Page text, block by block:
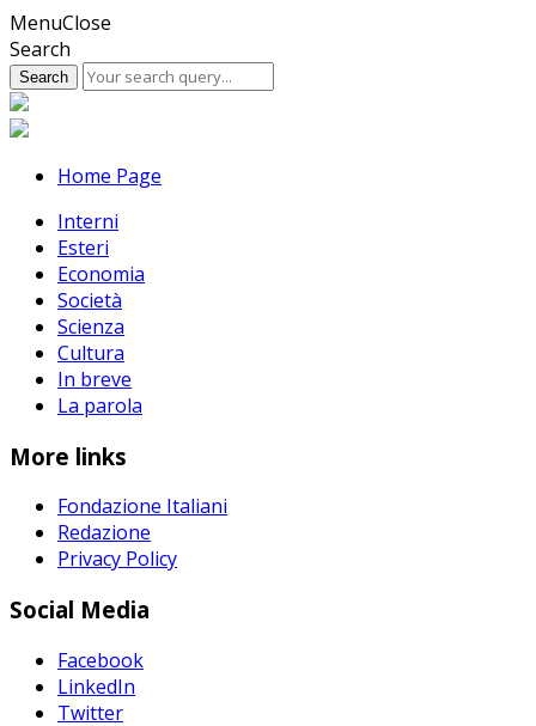
Skip
to
content
MenuClose
Search
Home Page
Interni
Esteri
Economia
Società
Scienza
Cultura
In breve
La parola
More links
Fondazione Italiani
Redazione
Privacy Policy
Social Media
Facebook
LinkedIn
Twitter